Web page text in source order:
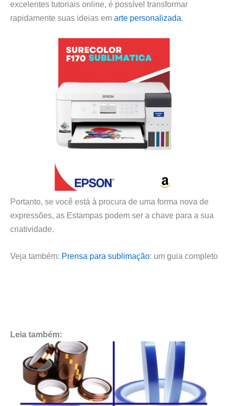
excelentes tutoriais online, é possível transformar
rapidamente suas ideias em arte personalizada.
Portanto, se você está à procura de uma forma nova de
expressões, as Estampas podem ser a chave para a sua
criatividade.
Veja também: Prensa para sublimação: um guia completo
Leia também: